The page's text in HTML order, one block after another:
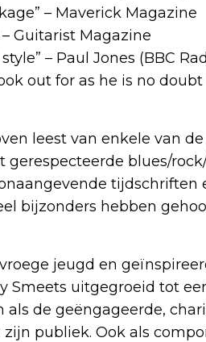
– Maverick Magazine
Guitarist Magazine
– Paul Jones (BBC
out for as he is no
leest van enkele van
gerespecteerde blues/
tijdschriften
bijzonders hebben
jeugd en
Smeets uitgegroeid tot
als de geëngageerde,
zijn publiek. Ook als